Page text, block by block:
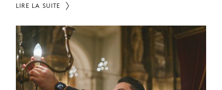
LIRE LA SUITE